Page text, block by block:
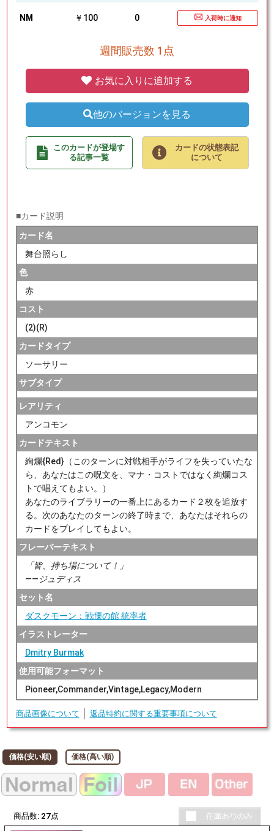
NM ￥100 0 入荷時に通知
週間販売数 1点
お気に入りに追加する
他のバージョンを見る
このカードが登場す
る記事一覧
カードの状態表記
について
■カード説明
カード名
舞台照らし
色
赤
コスト
(2)(R)
カードタイプ
ソーサリー
サブタイプ
レアリティ
アンコモン
カードテキスト
絢爛{Red}（このターンに対戦相手がライフを失っていたな
ら、あなたはこの呪文を、マナ・コストではなく絢爛コス
トで唱えてもよい。）
あなたのライブラリーの一番上にあるカード２枚を追放す
る。次のあなたのターンの終了時まで、あなたはそれらの
カードをプレイしてもよい。
フレーバーテキスト
「皆、持ち場について！」
――ジュディス
セット名
ダスクモーン：戦慄の館 統率者
イラストレーター
Dmitry Burmak
使用可能フォーマット
Pioneer,Commander,Vintage,Legacy,Modern
商品画像について 返品特約に関する重要事項について
価格(安い順) 価格(高い順)
商品数: 27点